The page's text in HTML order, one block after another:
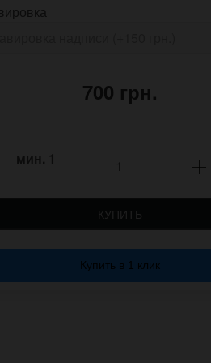
700 грн.
мин. 1
КУПИТЬ
Купить в 1 клик